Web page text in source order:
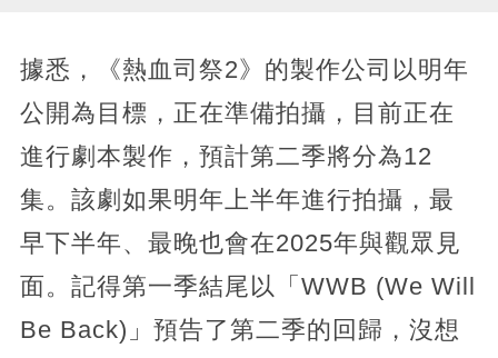
據悉，《熱血司祭2》的製作公司以明年
公開為目標，正在準備拍攝，目前正在
進行劇本製作，預計第二季將分為12
集。該劇如果明年上半年進行拍攝，最
早下半年、最晚也會在2025年與觀眾見
面。記得第一季結尾以「WWB (We Will
Be Back)」預告了第二季的回歸，沒想